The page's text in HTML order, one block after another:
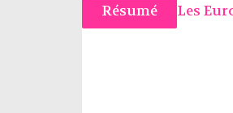
Résumé Les